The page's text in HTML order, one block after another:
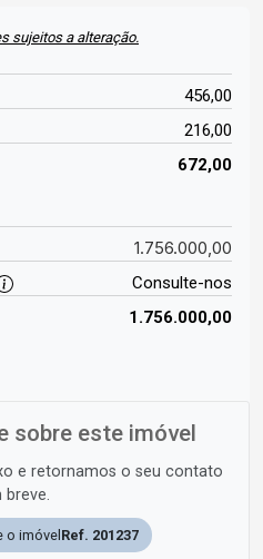
sujeitos a alteração.
456,00
216,00
672,00
1.756.000,00
Consulte-nos
1.756.000,00
sobre este imóvel
e retornamos o seu contato
breve.
o imóvel Ref. 201237